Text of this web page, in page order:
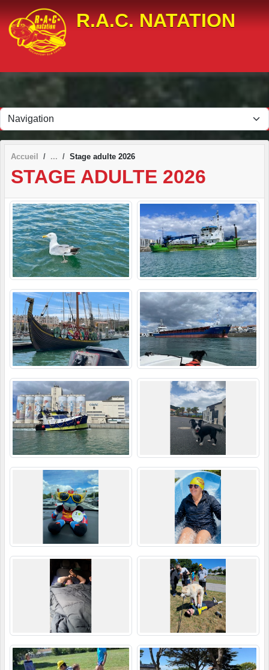
R.A.C. NATATION
Accueil Stage adulte 2026
STAGE ADULTE 2026
Panneau de gestion des cookies